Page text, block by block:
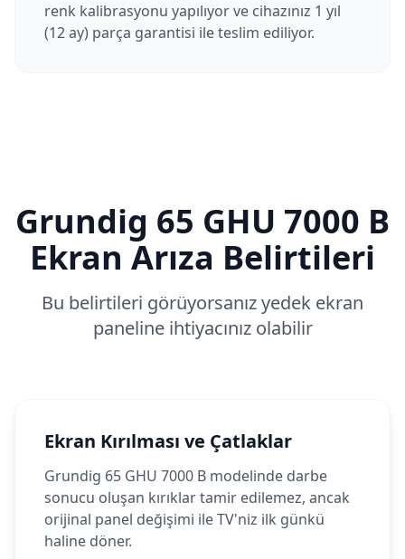
renk kalibrasyonu yapılıyor ve cihazınız 1 yıl
(12 ay) parça garantisi ile teslim ediliyor.
Grundig 65 GHU 7000 B
Ekran Arıza Belirtileri
Bu belirtileri görüyorsanız yedek ekran
paneline ihtiyacınız olabilir
Ekran Kırılması ve Çatlaklar
Grundig 65 GHU 7000 B modelinde darbe
sonucu oluşan kırıklar tamir edilemez, ancak
orijinal panel değişimi ile TV'niz ilk günkü
haline döner.